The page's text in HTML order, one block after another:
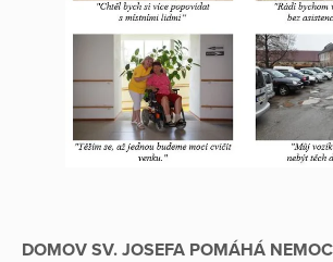
DOMOV SV. JOSEFA POMÁHÁ